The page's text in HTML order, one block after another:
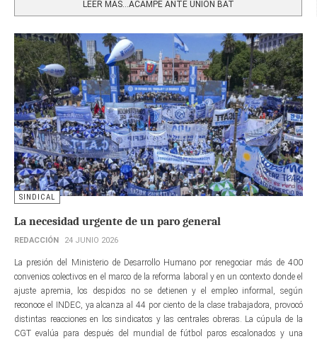
LEER MÁS…ACAMPE ANTE UNIÓN BAT
SINDICAL
La necesidad urgente de un paro general
REDACCIÓN 24 JUNIO 2026
La presión del Ministerio de Desarrollo Humano por renegociar más de 400
convenios colectivos en el marco de la reforma laboral y en un contexto donde el
ajuste apremia, los despidos no se detienen y el empleo informal, según
reconoce el INDEC, ya alcanza al 44 por ciento de la clase trabajadora, provocó
distintas reacciones en los sindicatos y las centrales obreras. La cúpula de la
CGT evalúa para después del mundial de fútbol paros escalonados y una